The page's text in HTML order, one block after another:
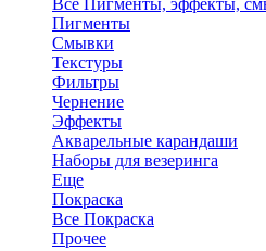
Все Пигменты, эффекты,
Пигменты
Смывки
Текстуры
Фильтры
Чернение
Эффекты
Акварельные карандаши
Наборы для везеринга
Еще
Покраска
Все Покраска
Прочее